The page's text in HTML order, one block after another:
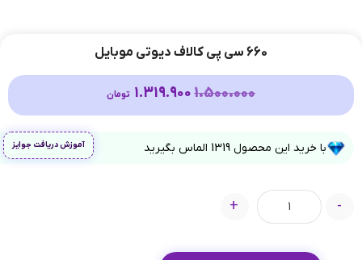
660 سی پی کالاف دیوتی موبایل
1.500.000
1.319.900 تومان
با خرید این محصول 1319 الماس بگیرید آموزش دریافت جوایز
-
+